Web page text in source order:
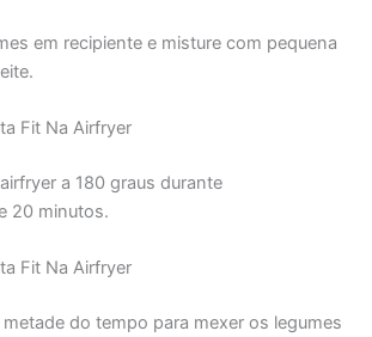
em recipiente e misture com pequena
Fit Na Airfryer
a 180 graus durante
20 minutos.
Fit Na Airfryer
do tempo para mexer os legumes